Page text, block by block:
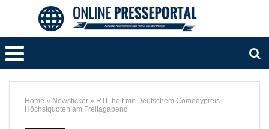
Home » Newsticker » RTL holt mit Deutschem Comedypreis
Höchstquoten am Freitagabend